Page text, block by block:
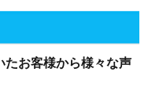
たお客様から様々な声